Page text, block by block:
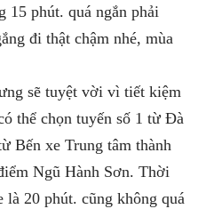
15 phút. quá ngắn phải
đi thật chậm nhé, mùa
sẽ tuyệt vời vì tiết kiệm
thể chọn tuyến số 1 từ Đà
Bến xe Trung tâm thành
Ngũ Hành Sơn. Thời
là 20 phút. cũng không quá